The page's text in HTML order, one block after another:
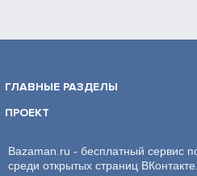
ГЛАВНЫЕ РАЗДЕЛЫ
ПРОЕКТ
Bazaman.ru - бесплатный сервис
среди открытых страниц